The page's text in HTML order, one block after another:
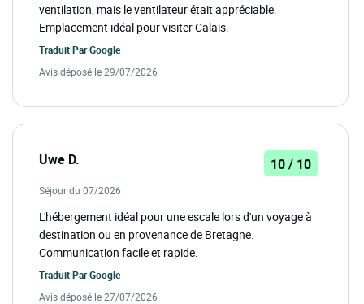
ventilation, mais le ventilateur était appréciable.
Emplacement idéal pour visiter Calais.
Traduit ParGoogle
Avis déposé le 29/07/2026
Uwe D. 10 / 10
Séjour du 07/2026
L'hébergement idéal pour une escale lors d'un voyage à
destination ou en provenance de Bretagne.
Communication facile et rapide.
Traduit ParGoogle
Avis déposé le 27/07/2026